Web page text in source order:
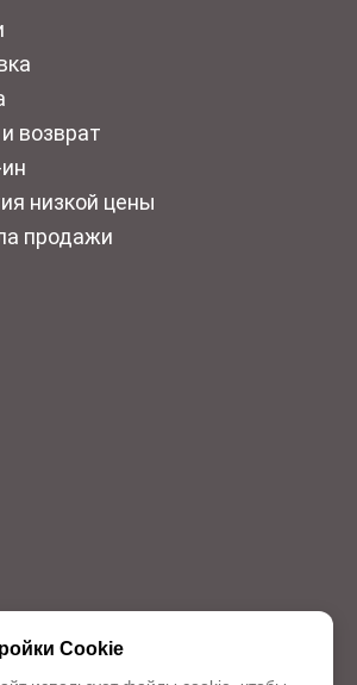
возврат
низкой цены
продажи
Cookie